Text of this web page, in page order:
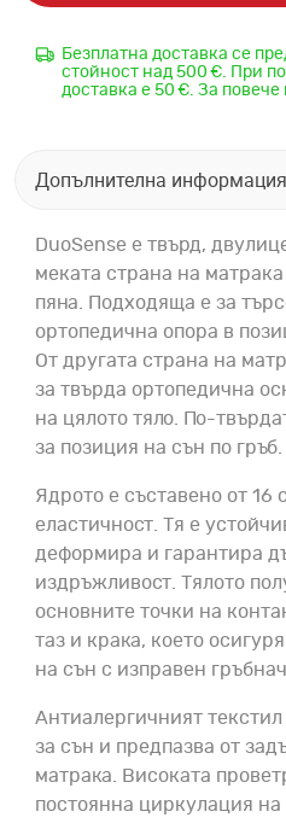
Безплатна доставка се
стойност над 500 €. При
доставка е 50 €. За
Допълнителна информация
DuoSense е твърд,
меката страна на
пяна. Подходяща е за
ортопедична опора в
От другата страна на
за твърда ортопедична
на цялото тяло. По-
за позиция на сън по гръб.
Ядрото е съставено от 16
еластичност. Тя е
деформира и гарантира
издръжливост. Тялото
основните точки на
таз и крака, което
на сън с изправен
Антиалергичният
за сън и предпазва от
матрака. Високата
постоянна циркулация на